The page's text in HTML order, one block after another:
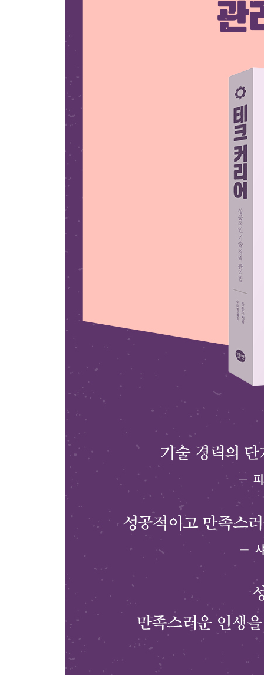
6 자신 있게 네트워킹하기
7 실천 과제
4장 기술 커뮤니티의 일원이 되어라
1 커뮤니티가 경력에 지니는 가치
3 기여하고 참여할 방법
4 커뮤니티 에티켓
__질의응답 웹 사이트에서
__오픈 소스 프로젝트에서
5 실천 과제
5장 최신 기술, 의미 있는 기술을 익혀라
1 최신 기술 vs 의미 있는 기술
2 무엇이 의미 있는가
__어디에 집중할 것인가
3 튼튼한 학습 근육 만들기
4 학습 매체
5 유의미성 평가
6 평생 매일 학습하기 위한 팁
7 실천 과제
__더 읽을거리
6장 전문가다운 태도를 지녀라
1 자신이 한 말을 지켜라
__지킬 수 없는 약속은 절대 하지 마라
__약속한 것을 항상 지켜라
__함께 일하기 편한 사람이 되어라
2 세부 사항을 꼼꼼하고 정확하게 챙겨라
3 너무 큰 손실을 보기 전에 손을 떼라
4 블루 스카이 모드를 켜라
6 실천 과제
7장 시간을 관리하라
1 의지, 지연, 나태
2 시간 관리
__시간 목록: 타임플립 활용법
__시간 배분: 뽀모도로 기법